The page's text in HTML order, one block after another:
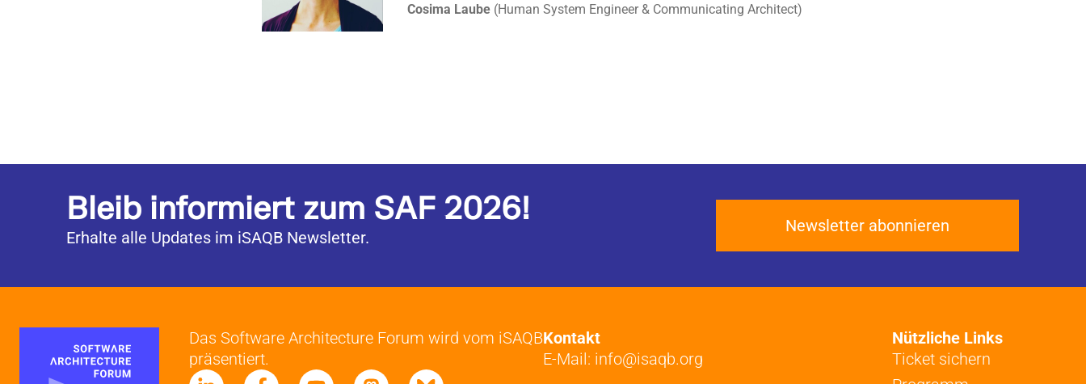
Cosima Laube(Human System Engineer & Communicating Architect)
Bleib informiert zum SAF 2026!
Erhalte alle Updates im iSAQB Newsletter.
Newsletter abonnieren
Das Software Architecture Forum wird vom iSAQB
präsentiert.
Kontakt
E-Mail: info@isaqb.org
Nützliche Links
Ticket sichern